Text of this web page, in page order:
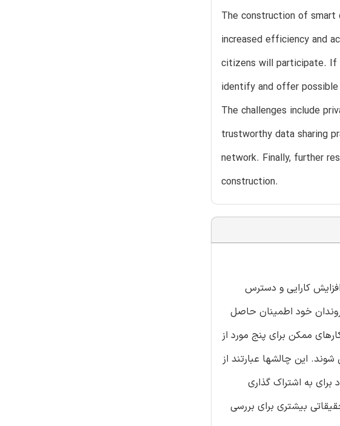
The construction of
increased efficiency and
citizens will participate. If
identify and offer
The challenges include
trustworthy data sharing
network. Finally, further
construction.
کارایی و دسترس
خود اطمینان حاصل
ممکن برای پنج مورد از
این چالشها عبارتند از
به اشتراک گذاری
بیشتری برای بررسی